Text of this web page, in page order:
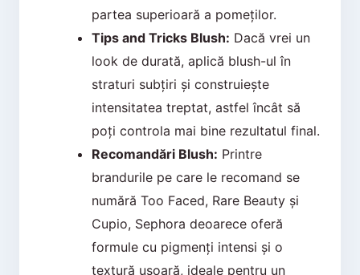
partea superioară a pomeților.
Tips and Tricks Blush: Dacă vrei un
look de durată, aplică blush-ul în
straturi subțiri și construiește
intensitatea treptat, astfel încât să
poți controla mai bine rezultatul final.
Recomandări Blush: Printre
brandurile pe care le recomand se
numără Too Faced, Rare Beauty și
Cupio, Sephora deoarece oferă
formule cu pigmenți intensi și o
textură ușoară, ideale pentru un